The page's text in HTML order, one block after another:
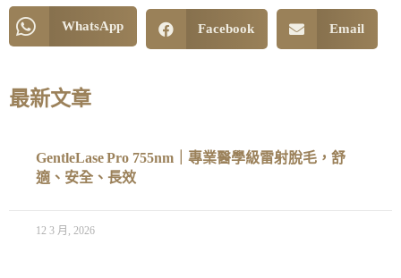
WhatsApp Facebook Email
最新文章
GentleLase Pro 755nm｜專業醫學級雷射脫毛，舒
適、安全、長效
12 3 月, 2026